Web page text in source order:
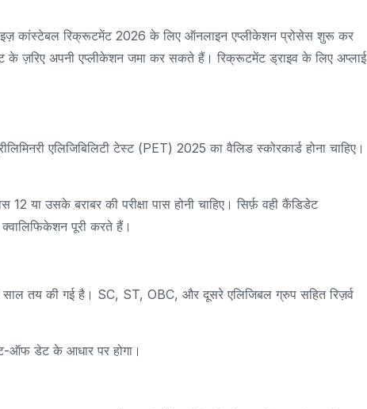
कांस्टेबल रिक्रूटमेंट 2026 के लिए ऑनलाइन एप्लीकेशन प्रोसेस शुरू कर
ज़रिए अपनी एप्लीकेशन जमा कर सकते हैं। रिक्रूटमेंट ड्राइव के लिए अप्लाई
एलिजिबिलिटी टेस्ट (PET) 2025 का वैलिड स्कोरकार्ड होना चाहिए।
या उसके बराबर की परीक्षा पास होनी चाहिए। सिर्फ़ वही कैंडिडेट
पूरी करते हैं।
तय की गई है। SC, ST, OBC, और दूसरे एलिजिबल ग्रुप सहित रिज़र्व
ऑफ डेट के आधार पर होगा।